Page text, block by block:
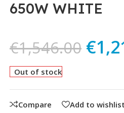
650W WHITE
€1,546.00 €
Out of stock
Compare Add to wishlist